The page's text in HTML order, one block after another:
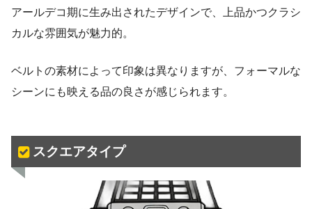
アールデコ期に生み出されたデザインで、上品かつクラシ
カルな雰囲気が魅力的。
ベルトの素材によって印象は異なりますが、フォーマルな
シーンにも映える品の良さが感じられます。
スクエアタイプ